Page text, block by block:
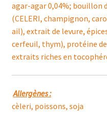
agar-agar 0,04%; bouillon
(CELERI, champignon,
ail), extrait de levure,
cerfeuil, thym), protéine
extraits riches en
Allergènes :
cèleri, poissons, soja